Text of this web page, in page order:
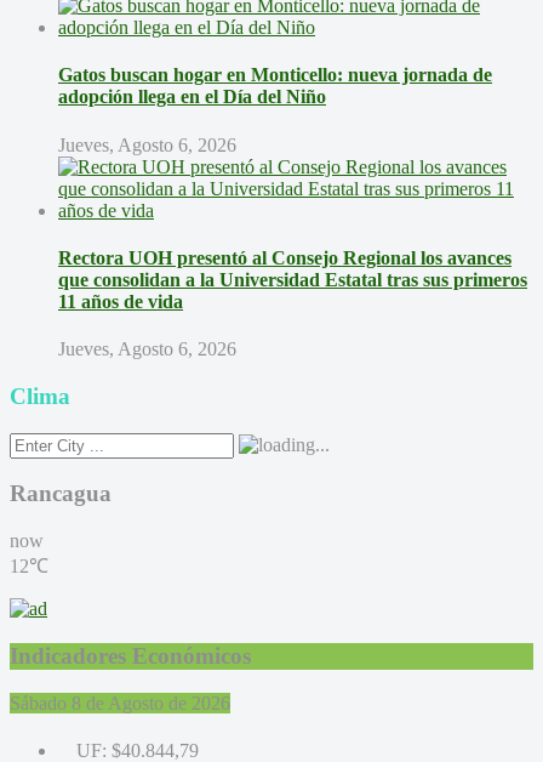
Gatos buscan hogar en Monticello: nueva jornada de
adopción llega en el Día del Niño
Jueves, Agosto 6, 2026
Rectora UOH presentó al Consejo Regional los avances
que consolidan a la Universidad Estatal tras sus primeros
11 años de vida
Jueves, Agosto 6, 2026
Clima
Rancagua
now
12℃
Indicadores Económicos
Sábado 8 de Agosto de 2026
UF: $40.844,79